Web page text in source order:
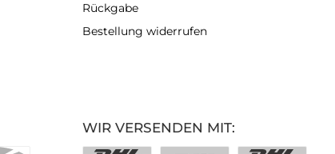
Rückgabe
Bestellung widerrufen
WIR VERSENDEN MIT: